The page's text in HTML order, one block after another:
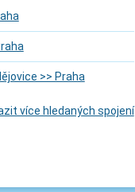
>> Praha
více hledaných spojení